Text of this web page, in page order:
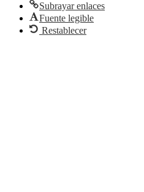
Subrayar enlaces
Fuente legible
Restablecer